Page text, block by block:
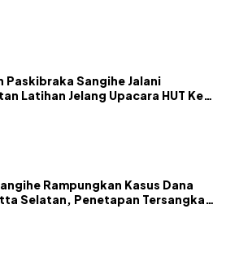
Paskibraka Sangihe Jalani
Latihan Jelang Upacara HUT Ke-
Rampungkan Kasus Dana
Selatan, Penetapan Tersangka